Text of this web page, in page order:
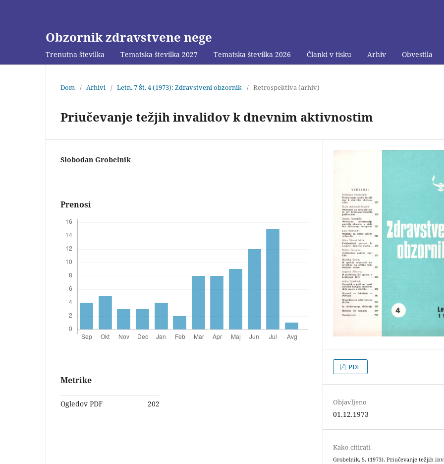
Obzornik zdravstvene nege
Trenutna številka Tematska številka 2027 Tematska številka 2026 Članki v tisku Arhiv Obvestila
Dom / Arhivi / Letn. 7 Št. 4 (1973): Zdravstveni obzornik / Retrospektiva (arhiv)
Priučevanje težjih invalidov k dnevnim aktivnostim
Slobodan Grobelnik
Prenosi
Metrike
Ogledov PDF 202
PDF
Objavljeno
01.12.1973
Kako citirati
Grobelnik, S. (1973). Priučevanje težjih